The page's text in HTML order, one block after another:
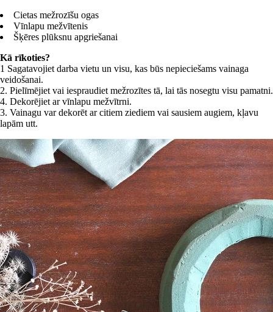
Cietas mežrozīšu ogas
Vīnlapu mežvītenis
Šķēres plūksnu apgriešanai
Kā rīkoties?
1 Sagatavojiet darba vietu un visu, kas būs nepieciešams vainaga
veidošanai.
2. Pielīmējiet vai iespraudiet mežrozītes tā, lai tās nosegtu visu pamatni.
4. Dekorējiet ar vīnlapu mežvītrni.
3. Vainagu var dekorēt ar citiem ziediem vai sausiem augiem, kļavu
lapām utt.